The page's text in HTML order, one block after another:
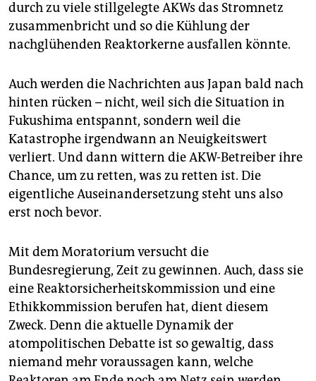
durch zu viele stillgelegte AKWs das Stromnetz
zusammenbricht und so die Kühlung der
nachglühenden Reaktorkerne ausfallen könnte.
Auch werden die Nachrichten aus Japan bald nach
hinten rücken – nicht, weil sich die Situation in
Fukushima entspannt, sondern weil die
Katastrophe irgendwann an Neuigkeitswert
verliert. Und dann wittern die AKW-Betreiber ihre
Chance, um zu retten, was zu retten ist. Die
eigentliche Auseinandersetzung steht uns also
erst noch bevor.
Mit dem Moratorium versucht die
Bundesregierung, Zeit zu gewinnen. Auch, dass sie
eine Reaktorsicherheitskommission und eine
Ethikkommission berufen hat, dient diesem
Zweck. Denn die aktuelle Dynamik der
atompolitischen Debatte ist so gewaltig, dass
niemand mehr voraussagen kann, welche